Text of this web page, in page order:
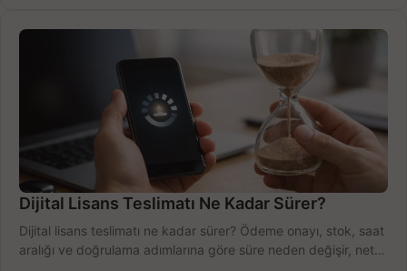
Dijital Lisans Teslimatı Ne Kadar Sürer?
Dijital lisans teslimatı ne kadar sürer? Ödeme onayı, stok, saat
aralığı ve doğrulama adımlarına göre süre neden değişir, net